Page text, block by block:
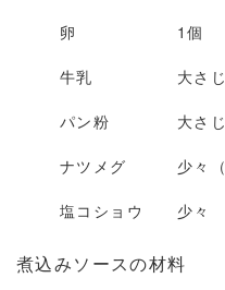
卵 1個
牛乳 大さじ
パン粉 大さじ
ナツメグ 少々（
塩コショウ 少々
煮込みソースの材料